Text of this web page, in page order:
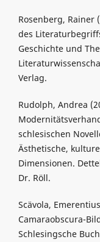
Rosenberg, Rainer
des
Geschichte und
Verlag.
Rudolph, Andrea
schlesischen
Ästhetische,
Dimensionen.
Dr. Röll.
Scävola,
Camaraobscura-
Schlesingsche